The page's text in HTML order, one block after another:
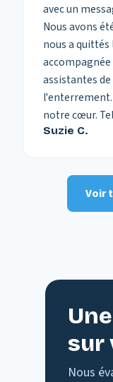
avec un
Nous avons
nous a quittés
accompagnée
assistantes de
l'enterrement.
notre cœur.
Suzie C.
Voir
sur
Nous